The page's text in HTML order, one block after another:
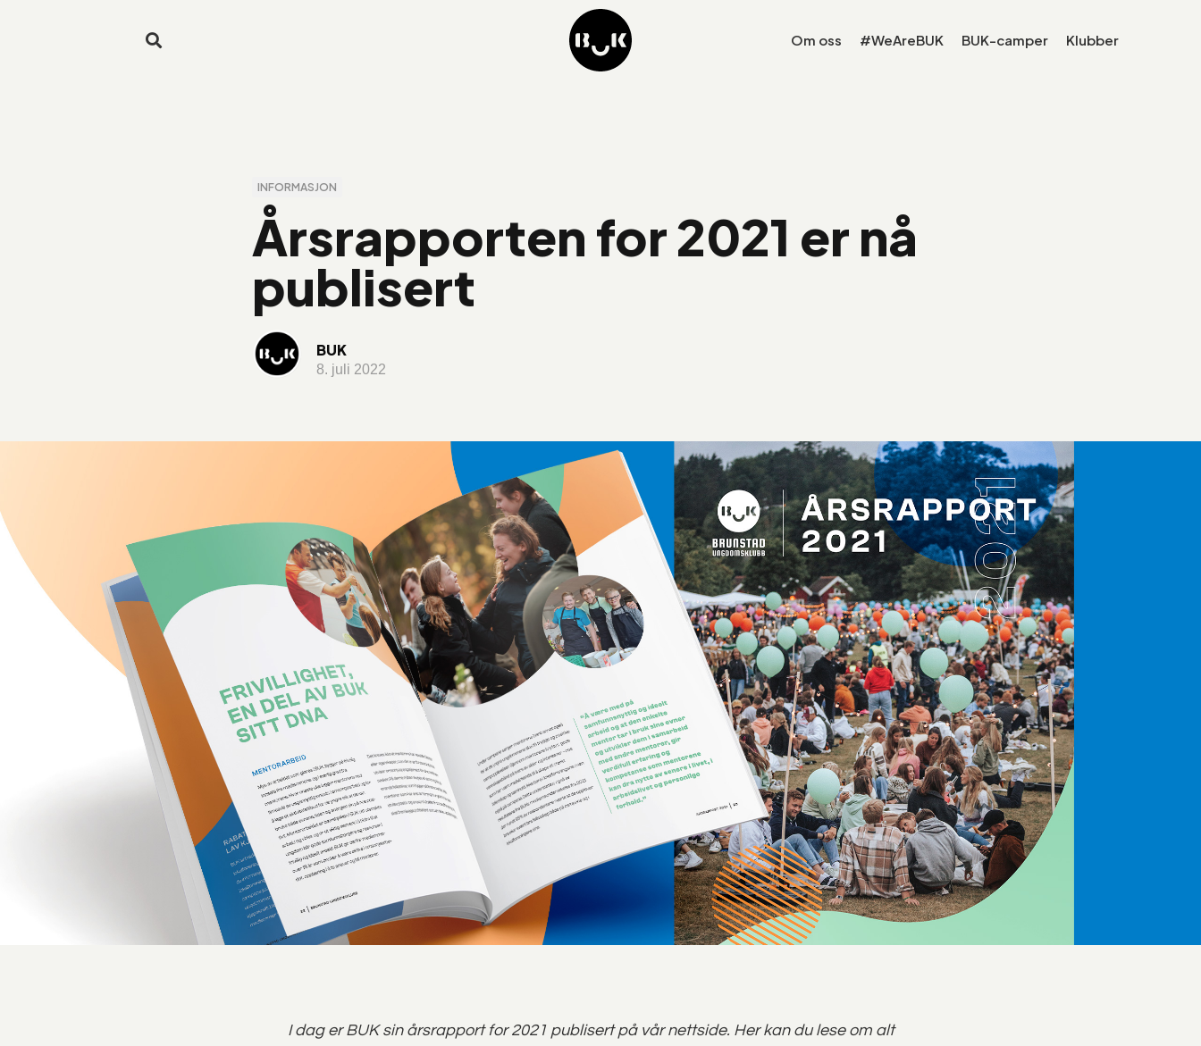
Om oss #WeAreBUK BUK-camper Klubber
INFORMASJON
Årsrapporten for 2021 er nå
publisert
BUK
8. juli 2022
I dag er BUK sin årsrapport for 2021 publisert på vår nettside. Her kan du lese om alt